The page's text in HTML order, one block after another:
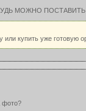
МОЖНО
купить уже готовую
фото?